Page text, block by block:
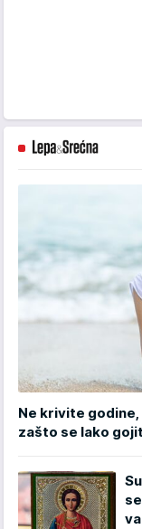
Ne krivite
zašto se lako